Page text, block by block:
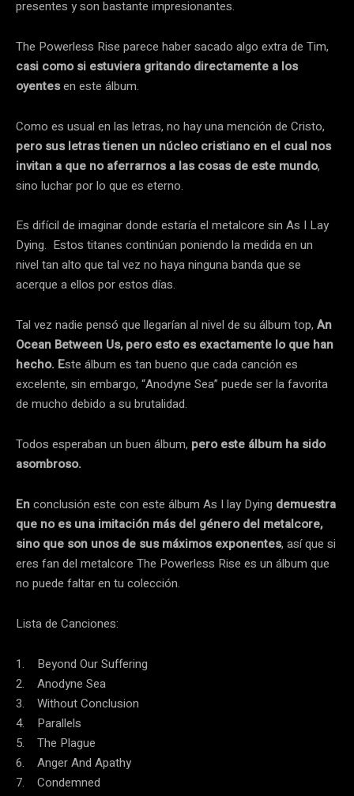
presentes y son bastante impresionantes.
The Powerless Rise parece haber sacado algo extra de Tim,
casi como si estuviera gritando directamente a los
oyentesen este álbum.
Como es usual en las letras, no hay una mención de Cristo,
pero sus letras tienen un núcleo cristiano en el cual nos
invitan a que no aferrarnos a las cosas de este mundo,
sino luchar por lo que es eterno.
Es difícil de imaginar donde estaría el metalcore sin As I Lay
Dying. Estos titanes continúan poniendo la medida en un
nivel tan alto que tal vez no haya ninguna banda que se
acerque a ellos por estos días.
Tal vez nadie pensó que llegarían al nivel de su álbum top, An
Ocean Between Us, pero esto es exactamente lo que han
hecho. Este álbum es tan bueno que cada canción es
excelente, sin embargo, “Anodyne Sea” puede ser la favorita
de mucho debido a su brutalidad.
Todos esperaban un buen álbum, pero este álbum ha sido
asombroso.
Enconclusión este con este álbum As I lay Dying demuestra
que no es una imitación más del género del metalcore,
sino que son unos de sus máximos exponentes, así que si
eres fan del metalcore The Powerless Rise es un álbum que
no puede faltar en tu colección.
Lista de Canciones:
1. Beyond Our Suffering
2. Anodyne Sea
3. Without Conclusion
4. Parallels
5. The Plague
6. Anger And Apathy
7. Condemned